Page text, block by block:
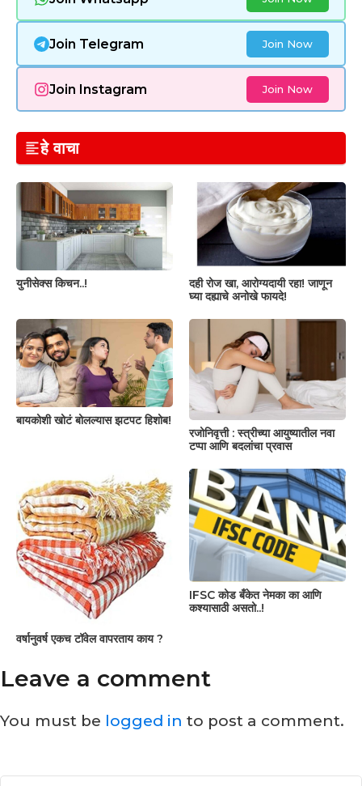
Join Telegram Join Now
Join Instagram Join Now
हे वाचा
युनीसेक्स किचन..!
दही रोज खा, आरोग्यदायी रहा! जाणून
घ्या दह्याचे अनोखे फायदे!
बायकोशी खोटं बोलल्यास झटपट हिशोब!
रजोनिवृत्ती : स्त्रीच्या आयुष्यातील नवा
टप्पा आणि बदलांचा प्रवास
वर्षानुवर्ष एकच टॉवेल वापरताय काय ?
IFSC कोड बँकेत नेमका का आणि
कश्यासाठी असतो..!
Leave a comment
You must be logged in to post a comment.